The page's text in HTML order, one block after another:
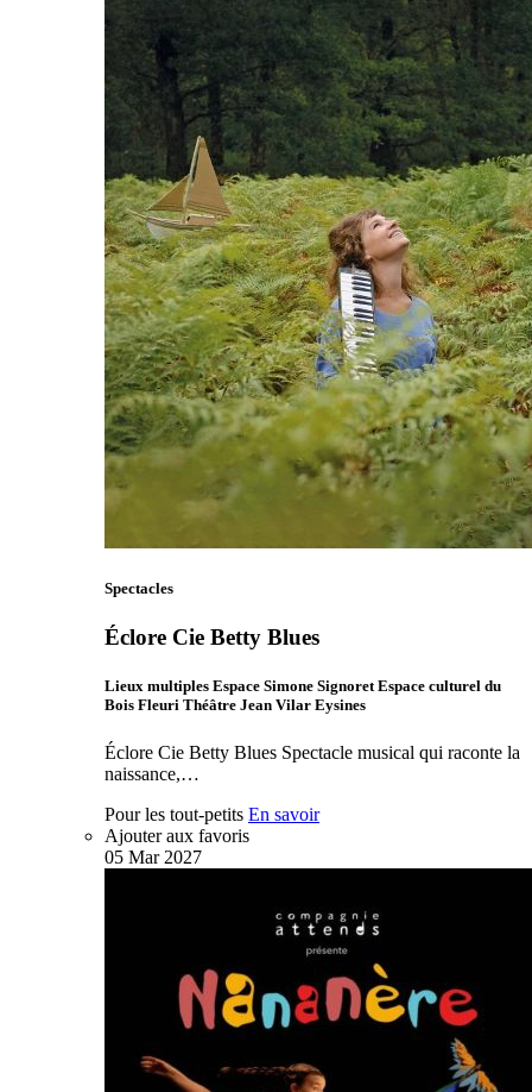
Spectacles
Éclore Cie Betty Blues
Lieux multiples Espace Simone Signoret Espace culturel du
Bois Fleuri Théâtre Jean Vilar Eysines
Éclore Cie Betty Blues Spectacle musical qui raconte la
naissance,…
Pour les tout-petits En savoir
Ajouter aux favoris
05 Mar 2027